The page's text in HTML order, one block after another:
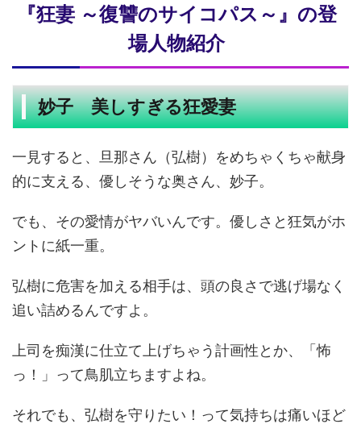
『狂妻 ～復讐のサイコパス～』の登
場人物紹介
妙子 美しすぎる狂愛妻
一見すると、旦那さん（弘樹）をめちゃくちゃ献身
的に支える、優しそうな奥さん、妙子。
でも、その愛情がヤバいんです。優しさと狂気がホ
ントに紙一重。
弘樹に危害を加える相手は、頭の良さで逃げ場なく
追い詰めるんですよ。
上司を痴漢に仕立て上げちゃう計画性とか、「怖
っ！」って鳥肌立ちますよね。
それでも、弘樹を守りたい！って気持ちは痛いほど